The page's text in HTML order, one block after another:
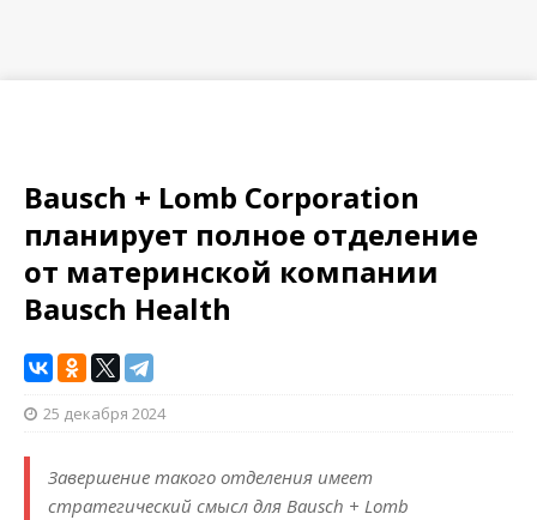
Bausch + Lomb Corporation
планирует полное отделение
от материнской компании
Bausch Health
25 декабря 2024
Завершение такого отделения имеет
стратегический смысл для Bausch + Lomb